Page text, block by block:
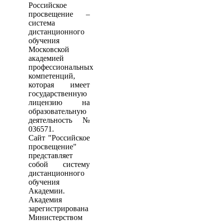
Российское
просвещение –
система
дистанционного
обучения
Московской
академией
профессиональных
компетенций,
которая имеет
государственную
лицензию на
образовательную
деятельность №
036571.
Сайт "Российское
просвещение"
представляет
собой систему
дистанционного
обучения
Академии.
Академия
зарегистрирована
Министерством